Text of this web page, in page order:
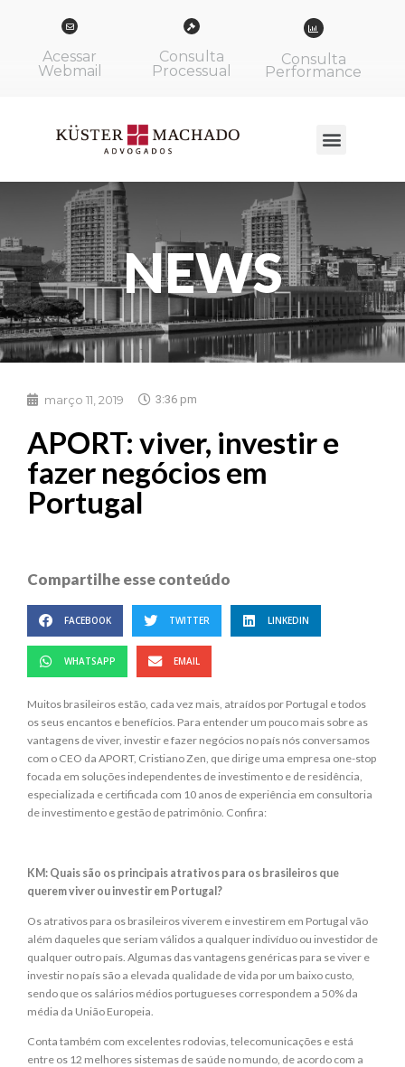
Acessar
Webmail
Consulta
Processual
Consulta
Performance
NEWS
março 11, 2019 3:36 pm
APORT: viver, investir e
fazer negócios em
Portugal
Compartilhe esse conteúdo
FACEBOOK TWITTER LINKEDIN
WHATSAPP EMAIL
Muitos brasileiros estão, cada vez mais, atraídos por Portugal e todos
os seus encantos e benefícios. Para entender um pouco mais sobre as
vantagens de viver, investir e fazer negócios no país nós conversamos
com o CEO da APORT, Cristiano Zen, que dirige uma empresa one-stop
focada em soluções independentes de investimento e de residência,
especializada e certificada com 10 anos de experiência em consultoria
de investimento e gestão de patrimônio. Confira:
KM: Quais são os principais atrativos para os brasileiros que
querem viver ou investir em Portugal?
Os atrativos para os brasileiros viverem e investirem em Portugal vão
além daqueles que seriam válidos a qualquer indivíduo ou investidor de
qualquer outro país. Algumas das vantagens genéricas para se viver e
investir no país são a elevada qualidade de vida por um baixo custo,
sendo que os salários médios portugueses correspondem a 50% da
média da União Europeia.
Conta também com excelentes rodovias, telecomunicações e está
entre os 12 melhores sistemas de saúde no mundo, de acordo com a